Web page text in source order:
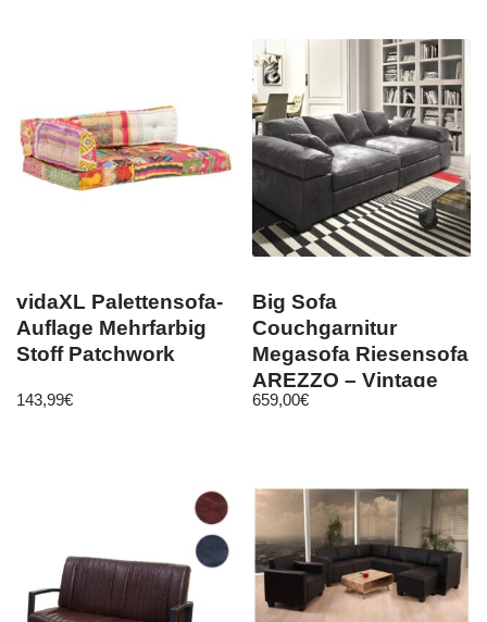
vidaXL Palettensofa-
Auflage Mehrfarbig
Stoff Patchwork
143,99€
Big Sofa
Couchgarnitur
Megasofa Riesensofa
AREZZO – Vintage
Schwarz
659,00€